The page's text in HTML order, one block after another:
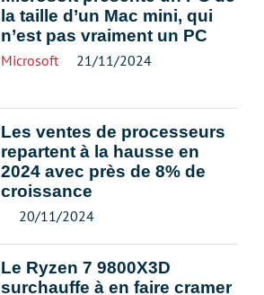
la taille d’un Mac mini, qui
n’est pas vraiment un PC
Microsoft 21/11/2024
Les ventes de processeurs
repartent à la hausse en
2024 avec près de 8% de
croissance
20/11/2024
Le Ryzen 7 9800X3D
surchauffe à en faire cramer